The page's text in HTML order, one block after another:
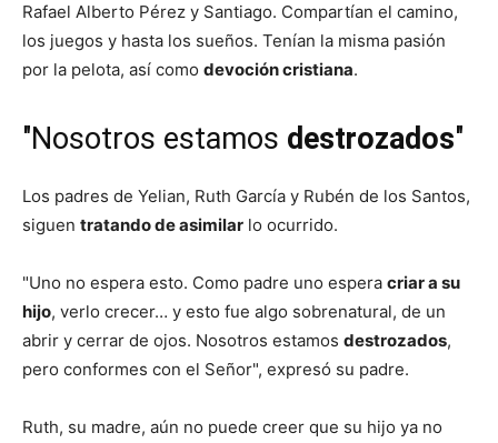
Rafael Alberto Pérez y Santiago. Compartían el camino,
los juegos y hasta los sueños. Tenían la misma pasión
por la pelota, así como devoción cristiana.
"Nosotros estamos destrozados"
Los padres de Yelian, Ruth García y Rubén de los Santos,
siguen tratando de asimilar lo ocurrido.
"Uno no espera esto. Como padre uno espera criar a su
hijo, verlo crecer… y esto fue algo sobrenatural, de un
abrir y cerrar de ojos. Nosotros estamos destrozados,
pero conformes con el Señor", expresó su padre.
Ruth, su madre, aún no puede creer que su hijo ya no